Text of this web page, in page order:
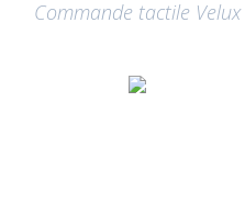
Commande tactile Velux